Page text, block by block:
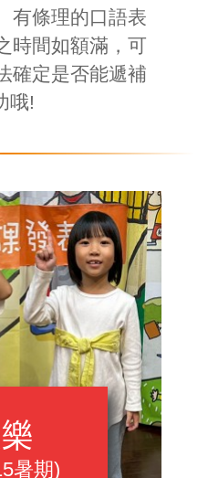
有條理的口語表
時間如額滿，可
確定是否能遞補
哦!
暑期)